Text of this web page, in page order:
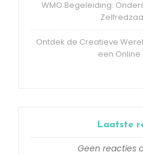
WMO Begeleiding:
Ontdek de Creatieve
een Online
Laatste
Geen reacties